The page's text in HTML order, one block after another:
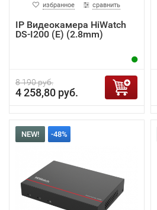
избранное сравнить
IP Видеокамера HiWatch
DS-I200 (E) (2.8mm)
8 190 руб.
4 258,80 руб.
NEW! -48%